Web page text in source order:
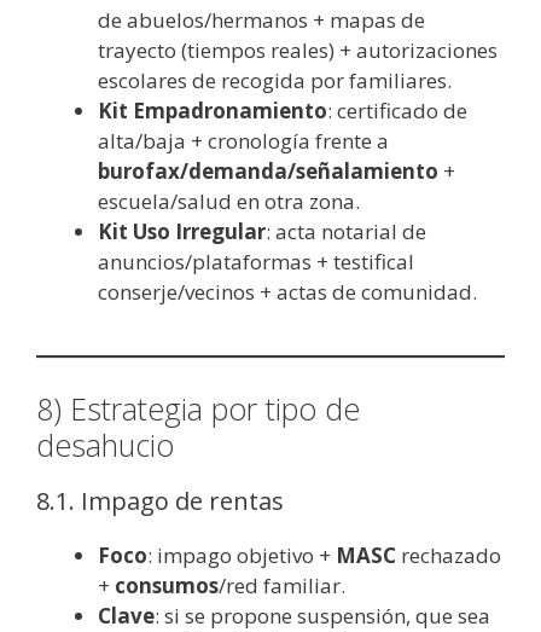
de abuelos/hermanos + mapas de
trayecto (tiempos reales) + autorizaciones
escolares de recogida por familiares.
Kit Empadronamiento: certificado de
alta/baja + cronología frente a
burofax/demanda/señalamiento +
escuela/salud en otra zona.
Kit Uso Irregular: acta notarial de
anuncios/plataformas + testifical
conserje/vecinos + actas de comunidad.
8) Estrategia por tipo de
desahucio
8.1. Impago de rentas
Foco: impago objetivo + MASC rechazado
+ consumos/red familiar.
Clave: si se propone suspensión, que sea